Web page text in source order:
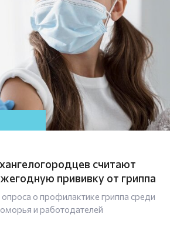
считают
прививку от гриппа
о профилактике гриппа среди
и работодателей